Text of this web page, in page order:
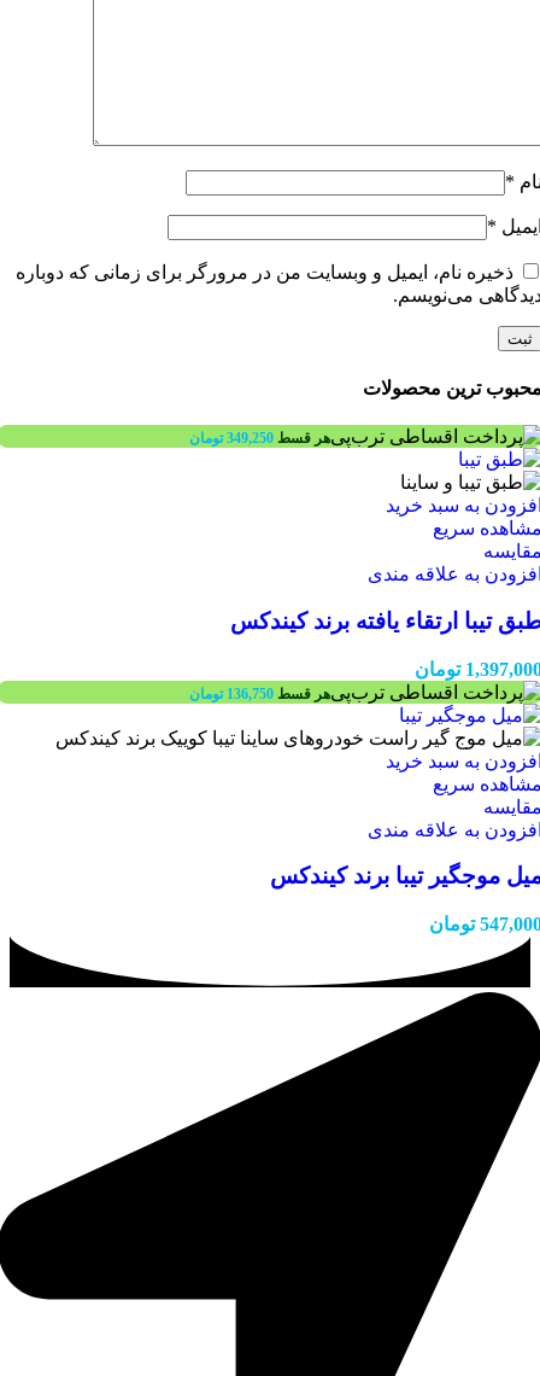
*
*
ذخیره نام، ایمیل و وبسایت من در مرورگر برای زمانی که دوباره
می‌نویسم.
ترین محصولات
هر قسط 349,250 تومان
به سبد خرید
سریع
به علاقه مندی
تیبا ارتقاء یافته برند کیندکس
تومان
هر قسط 136,750 تومان
به سبد خرید
سریع
به علاقه مندی
موجگیر تیبا برند کیندکس
تومان